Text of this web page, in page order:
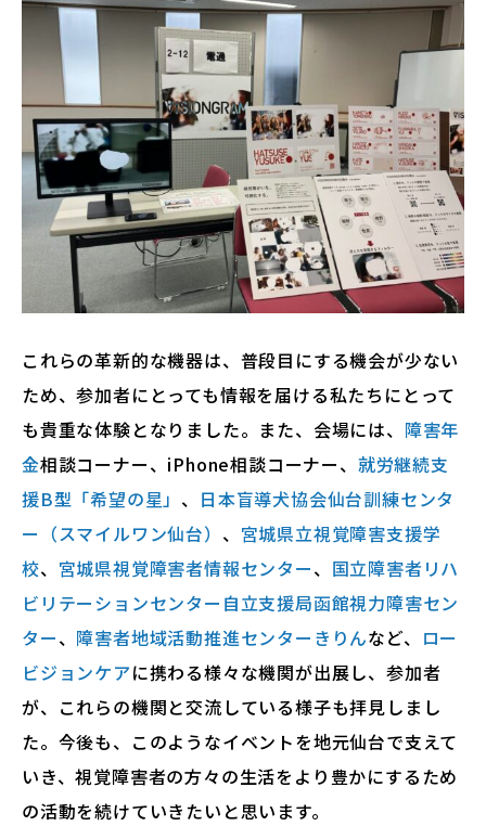
これらの革新的な機器は、普段目にする機会が少ない
ため、参加者にとっても情報を届ける私たちにとって
も貴重な体験となりました。また、会場には、 障害年
金相談コーナー、iPhone相談コーナー、 就労継続支
援B型「希望の星」 、 日本盲導犬協会仙台訓練センタ
ー（スマイルワン仙台） 、 宮城県立視覚障害支援学
校、 宮城県視覚障害者情報センター、 国立障害者リハ
ビリテーションセンター自立支援局函館視力障害セン
ター、 障害者地域活動推進センターきりんなど、 ロー
ビジョンケアに携わる様々な機関が出展し、参加者
が、これらの機関と交流している様子も拝見しまし
た。今後も、このようなイベントを地元仙台で支えて
いき、視覚障害者の方々の生活をより豊かにするため
の活動を続けていきたいと思います。